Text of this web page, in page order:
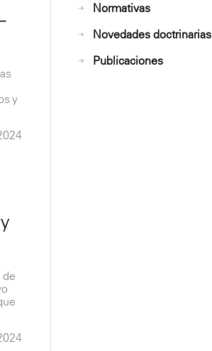
y
Normativas
Novedades doctrinarias
Publicaciones